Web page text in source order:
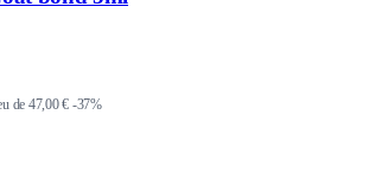
de 47,00 € -37%